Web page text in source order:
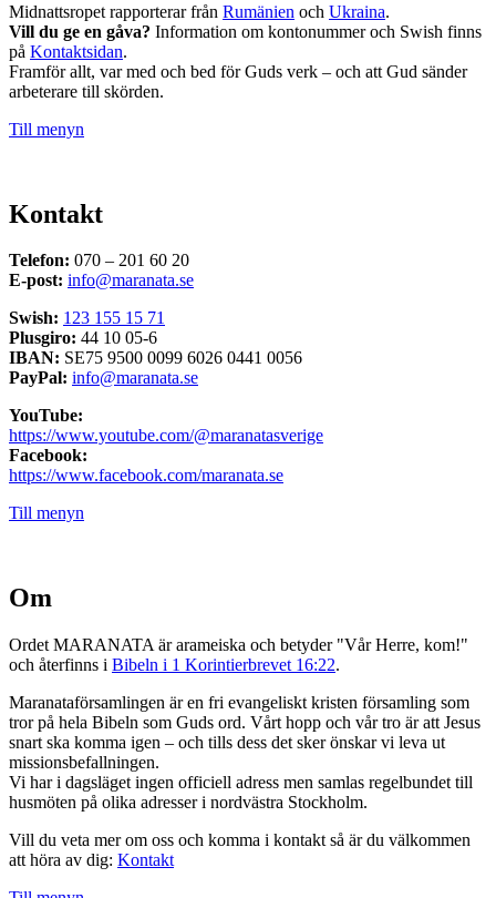
Midnattsropet rapporterar från Rumänien och Ukraina.
Vill du ge en gåva? Information om kontonummer och Swish finns
på Kontaktsidan.
Framför allt, var med och bed för Guds verk – och att Gud sänder
arbeterare till skörden.
Till menyn
Kontakt
Telefon: 070 – 201 60 20
E-post: info@maranata.se
Swish: 123 155 15 71
Plusgiro: 44 10 05-6
IBAN: SE75 9500 0099 6026 0441 0056
PayPal: info@maranata.se
YouTube:
https://www.youtube.com/@maranatasverige
Facebook:
https://www.facebook.com/maranata.se
Till menyn
Om
Ordet MARANATA är arameiska och betyder "Vår Herre, kom!"
och återfinns i Bibeln i 1 Korintierbrevet 16:22.
Maranataförsamlingen är en fri evangeliskt kristen församling som
tror på hela Bibeln som Guds ord. Vårt hopp och vår tro är att Jesus
snart ska komma igen – och tills dess det sker önskar vi leva ut
missionsbefallningen.
Vi har i dagsläget ingen officiell adress men samlas regelbundet till
husmöten på olika adresser i nordvästra Stockholm.
Vill du veta mer om oss och komma i kontakt så är du välkommen
att höra av dig: Kontakt